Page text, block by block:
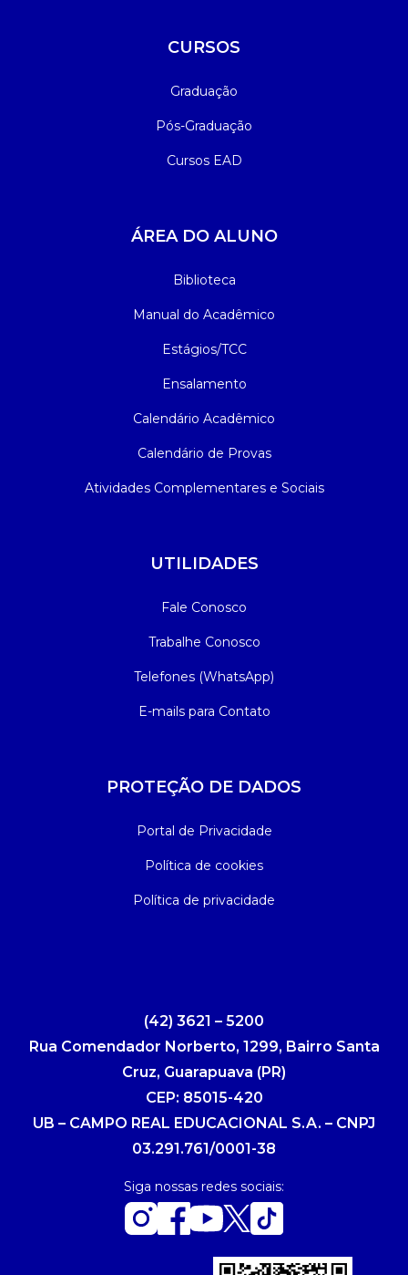
CURSOS
Graduação
Pós-Graduação
Cursos EAD
ÁREA DO ALUNO
Biblioteca
Manual do Acadêmico
Estágios/TCC
Ensalamento
Calendário Acadêmico
Calendário de Provas
Atividades Complementares e Sociais
UTILIDADES
Fale Conosco
Trabalhe Conosco
Telefones (WhatsApp)
E-mails para Contato
PROTEÇÃO DE DADOS
Portal de Privacidade
Política de cookies
Política de privacidade
(42) 3621 – 5200
Rua Comendador Norberto, 1299, Bairro Santa
Cruz, Guarapuava (PR)
CEP: 85015-420
UB – CAMPO REAL EDUCACIONAL S.A. – CNPJ
03.291.761/0001-38
Siga nossas redes sociais: